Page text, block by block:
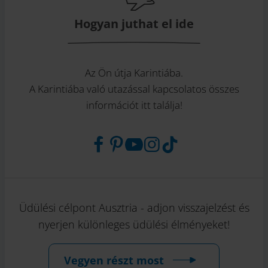
Hogyan juthat el ide
Az Ön útja Karintiába.
A Karintiába való utazással kapcsolatos összes
információt itt találja!
Üdülési célpont Ausztria - adjon visszajelzést és
nyerjen különleges üdülési élményeket!
Vegyen részt most